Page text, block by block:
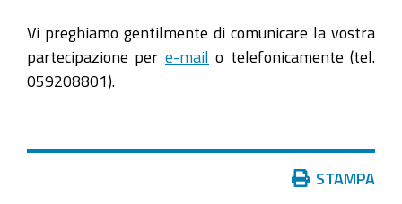
Vi preghiamo gentilmente di comunicare la vostra
partecipazione per e-mail o telefonicamente (tel.
059208801).
STAMPA